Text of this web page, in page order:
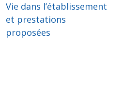
Vie dans l’établissement
et prestations
proposées